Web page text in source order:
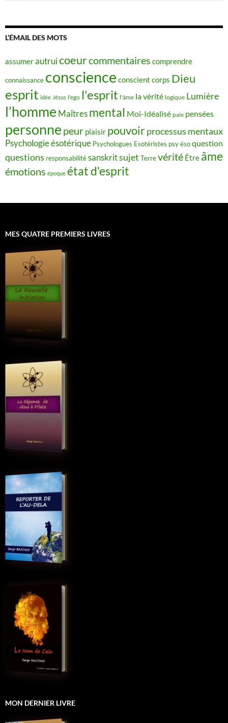
L’ÉMAIL DES MOTS
assumerautruicoeurcommentaires comprendre
connaissance conscience conscient corps Dieu
esprit idée Jésus l'ego l'esprit l'âme la vérité logique Lumière
l’homme Maîtres mental Moi-Idéalisé paix pensées
personne peur plaisir pouvoirprocessus mentaux
Psychologie ésotérique Psychologues Esotéristes psy ésoquestion
questions responsabilitésanskritsujet Terrevérité Être âme
émotions époque état d'esprit
MES QUATRE PREMIERS LIVRES
MON DERNIER LIVRE